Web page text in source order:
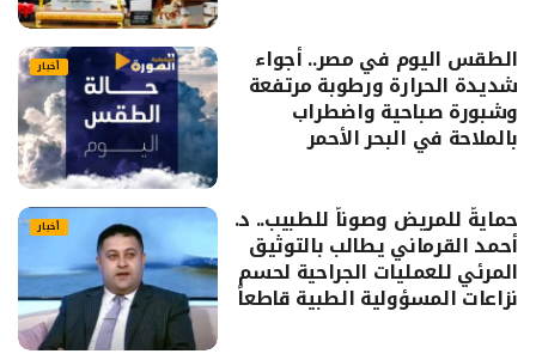
أخبار الطقس اليوم في مصر.. أجواء
شديدة الحرارة ورطوبة مرتفعة
وشبورة صباحية واضطراب
بالملاحة في البحر الأحمر
أخبار حمايةً للمريض وصوناً للطبيب.. د.
أحمد القرماني يطالب بالتوثيق
المرئي للعمليات الجراحية لحسم
نزاعات المسؤولية الطبية قاطعاً